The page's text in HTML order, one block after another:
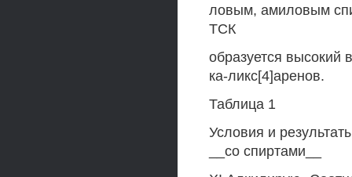
ловым, амиловым
ТСК
образуется высокий
ка-ликс[4]аренов.
Таблица 1
Условия и
__со спиртами__